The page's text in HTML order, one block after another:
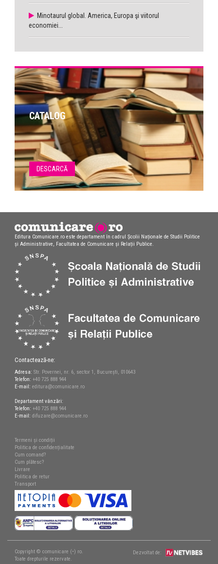
Minotaurul global. America, Europa şi viitorul
economiei...
CATALOG
DESCARCĂ
Editura Comunicare.ro este departament în cadrul Școlii Naționale de Studii Politice
și Administrative, Facultatea de Comunicare și Relații Publice.
Contactează-ne:
Adresa: Str. Povernei, nr. 6, sector 1, București, 010643
Telefon: +40 725 888 944
E-mail: editura@comunicare.ro
Departament vânzări:
Telefon: +40 725 888 944
E-mail: difuzare@comunicare.ro
Termeni și condiții
Politica de confidențialitate
Cum comand?
Cum plătesc?
Livrare
Politica de retur
Transport
Copyright © comunicare (•) ro.
Toate drepturile rezervate.
Dezvoltat de: